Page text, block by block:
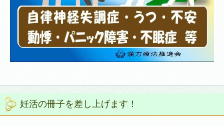
妊活の冊子を差し上げます！